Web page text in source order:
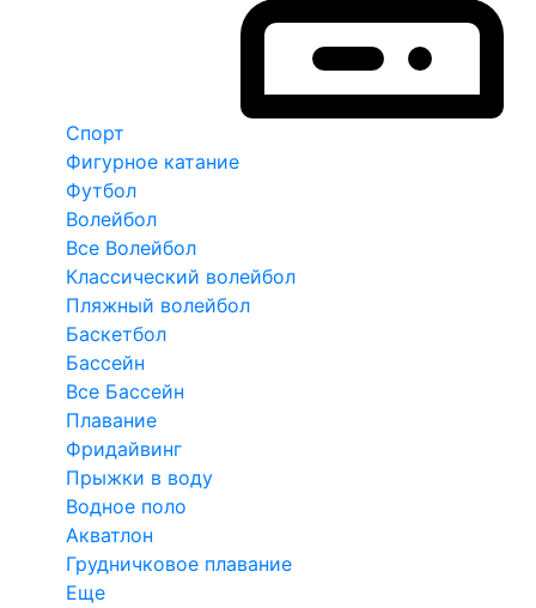
Спорт
Фигурное катание
Футбол
Волейбол
Все Волейбол
Классический волейбол
Пляжный волейбол
Баскетбол
Бассейн
Все Бассейн
Плавание
Фридайвинг
Прыжки в воду
Водное поло
Акватлон
Грудничковое плавание
Еще